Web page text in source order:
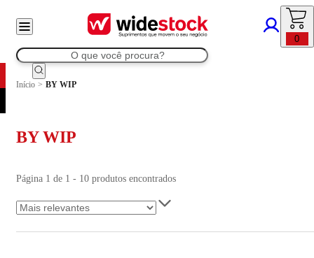
0
Início > BY WIP
BY WIP
Página 1 de 1 - 10 produtos encontrados